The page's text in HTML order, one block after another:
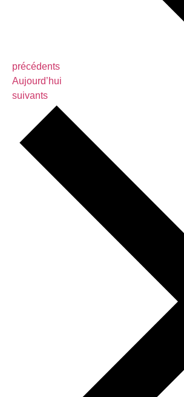
Évènements
précédents
Aujourd’hui
Évènements
suivants